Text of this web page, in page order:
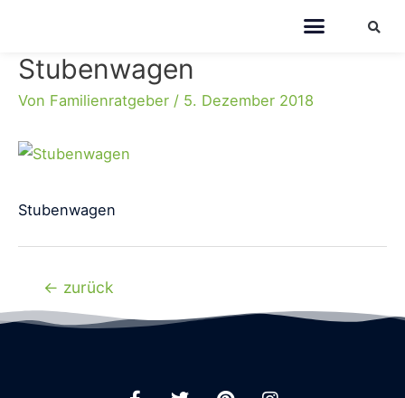
Stubenwagen
Von Familienratgeber / 5. Dezember 2018
Stubenwagen
← zurück